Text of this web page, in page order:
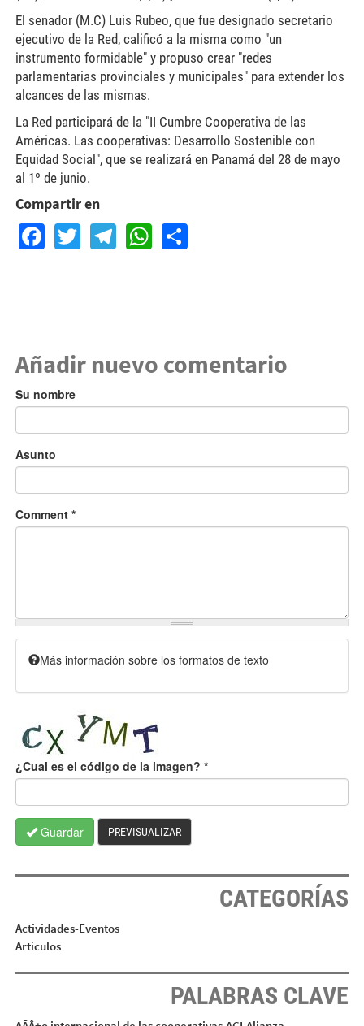
El senador (M.C) Luis Rubeo, que fue designado secretario
ejecutivo de la Red, calificó a la misma como "un
instrumento formidable" y propuso crear "redes
parlamentarias provinciales y municipales" para extender los
alcances de las mismas.
La Red participará de la "II Cumbre Cooperativa de las
Américas. Las cooperativas: Desarrollo Sostenible con
Equidad Social", que se realizará en Panamá del 28 de mayo
al 1º de junio.
Compartir en
Facebook
TwitterTelegram
WhatsApp
Share
Añadir nuevo comentario
Su nombre
Asunto
Comment *
Más información sobre los formatos de texto
¿Cual es el código de la imagen? *
Guardar PREVISUALIZAR
CATEGORÍAS
Actividades-Eventos
Artículos
PALABRAS CLAVE